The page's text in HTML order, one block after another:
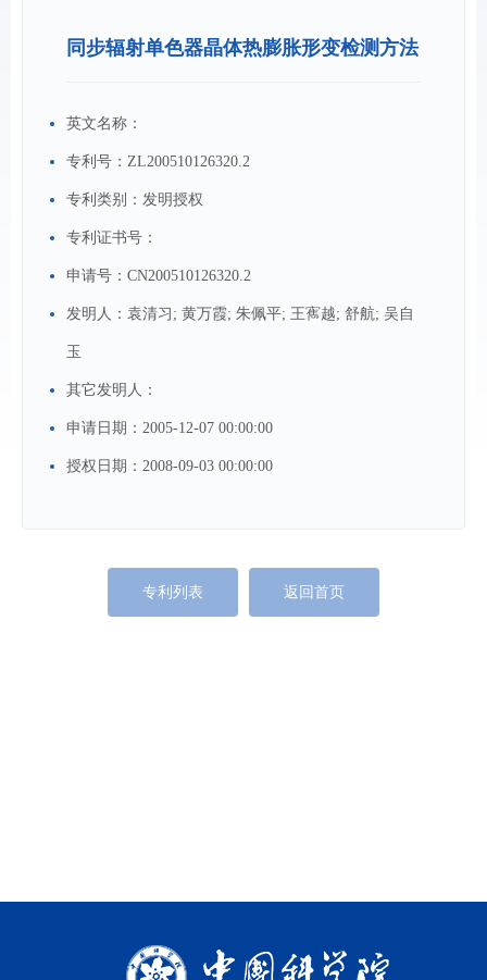
同步辐射单色器晶体热膨胀形变检测方法
英文名称：
专利号： ZL200510126320.2
专利类别： 发明授权
专利证书号：
申请号： CN200510126320.2
发明人： 袁清习; 黄万霞; 朱佩平; 王寯越; 舒航; 吴自
玉
其它发明人：
申请日期： 2005-12-07 00:00:00
授权日期： 2008-09-03 00:00:00
专利列表 返回首页